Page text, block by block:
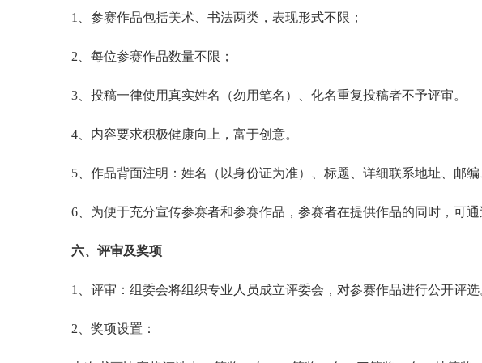
1、参赛作品包括美术、书法两类，表现形式不限；
2、每位参赛作品数量不限；
3、投稿一律使用真实姓名（勿用笔名）、化名重复投稿者不予评审。
4、内容要求积极健康向上，富于创意。
5、作品背面注明：姓名（以身份证为准）、标题、详细联系地址、邮编
6、为便于充分宣传参赛者和参赛作品，参赛者在提供作品的同时，可
六、评审及奖项
1、评审：组委会将组织专业人员成立评委会，对参赛作品进行公开评选
2、奖项设置：